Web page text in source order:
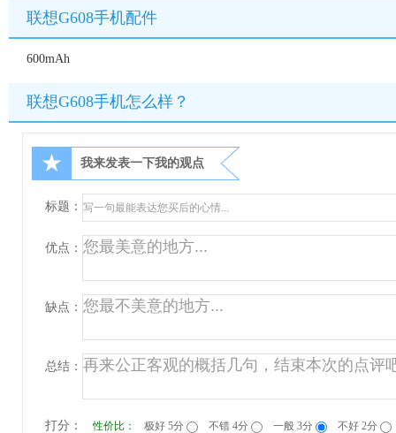
联想G608手机配件
600mAh
联想G608手机怎么样？
★ 我来发表一下我的观点
标题：
优点：
缺点：
总结：
打分： 性价比： 极好 5分 不错 4分 一般 3分 不好 2分